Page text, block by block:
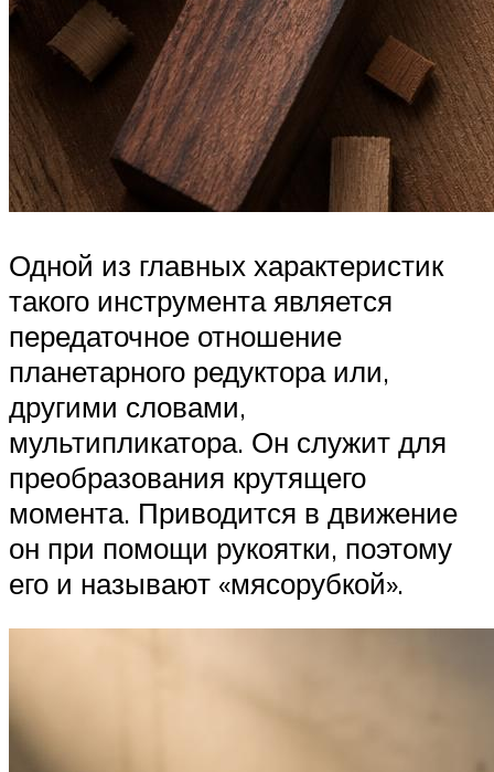
Одной из главных характеристик
такого инструмента является
передаточное отношение
планетарного редуктора или,
другими словами,
мультипликатора. Он служит для
преобразования крутящего
момента. Приводится в движение
он при помощи рукоятки, поэтому
его и называют «мясорубкой».